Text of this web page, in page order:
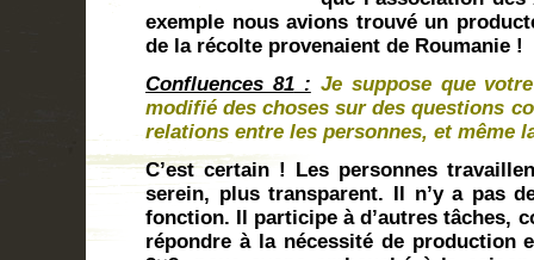
exemple nous avions trouvé un
de la récolte provenaient de Roumanie !
Confluences 81: Je suppose que
modifié des choses sur des questions
relations entre les personnes, et même
C’est certain ! Les personnes
serein, plus transparent. Il n’y a pas
fonction. Il participe à d’autres tâches,
répondre à la nécessité de production